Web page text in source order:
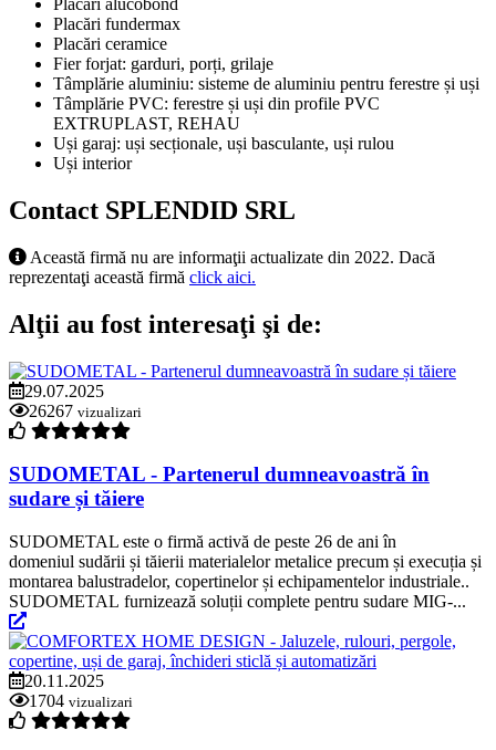
Placări alucobond
Placări fundermax
Placări ceramice
Fier forjat: garduri, porți, grilaje
Tâmplărie aluminiu: sisteme de aluminiu pentru ferestre și uși
Tâmplărie PVC: ferestre și uși din profile PVC
EXTRUPLAST, REHAU
Uși garaj: uși secționale, uși basculante, uși rulou
Uși interior
Contact SPLENDID SRL
Această firmă nu are informaţii actualizate din 2022. Dacă
reprezentaţi această firmă click aici.
Alţii au fost interesaţi şi de:
29.07.2025
26267 vizualizari
SUDOMETAL - Partenerul dumneavoastră în
sudare și tăiere
SUDOMETAL este o firmă activă de peste 26 de ani în
domeniul sudării și tăierii materialelor metalice precum și execuția și
montarea balustradelor, copertinelor și echipamentelor industriale..
SUDOMETAL furnizează soluții complete pentru sudare MIG-...
20.11.2025
1704 vizualizari